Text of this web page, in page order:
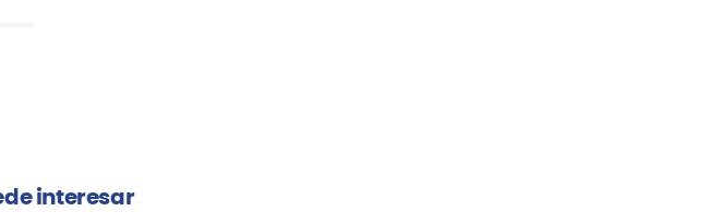
interesar